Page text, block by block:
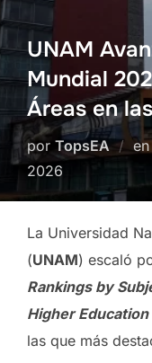
UNAM
Mundial
Áreas en
por TopsEA en
2026
La Universidad
(UNAM) escaló
Rankings by
Higher Education
las que más